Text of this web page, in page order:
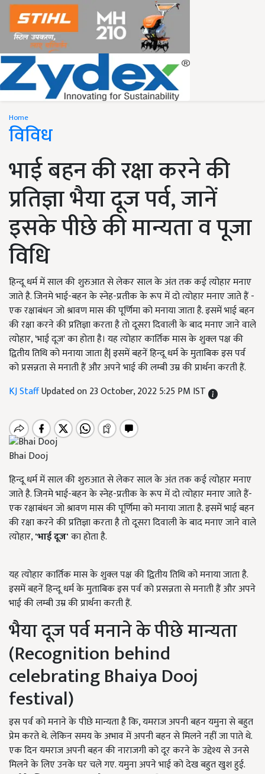
Home
विविध
भाई बहन की रक्षा करने की
प्रतिज्ञा भैया दूज पर्व, जानें
इसके पीछे की मान्यता व पूजा
विधि
हिन्दू धर्म में साल की शुरुआत से लेकर साल के अंत तक कई त्योहार मनाए
जाते है. जिनमे भाई-बहन के स्नेह-प्रतीक के रूप में दो त्योहार मनाए जाते हैं -
एक रक्षाबंधन जो श्रावण मास की पूर्णिमा को मनाया जाता है. इसमें भाई बहन
की रक्षा करने की प्रतिज्ञा करता है तो दूसरा दिवाली के बाद मनाए जाने वाले
त्योहार, 'भाई दूज' का होता है। यह त्योहार कार्तिक मास के शुक्ल पक्ष की
द्वितीय तिथि को मनाया जाता है| इसमें बहनें हिन्दू धर्म के मुताबिक इस पर्व
को प्रसन्नता से मनाती हैं और अपने भाई की लम्बी उम्र की प्रार्थना करती हैं.
KJ StaffUpdated on 23 October, 2022 5:25 PM IST
Bhai Dooj
हिन्दू धर्म में साल की शुरुआत से लेकर साल के अंत तक कई त्योहार मनाए
जाते है. जिनमे भाई-बहन के स्नेह-प्रतीक के रूप में दो त्योहार मनाए जाते हैं-
एक रक्षाबंधन जो श्रावण मास की पूर्णिमा को मनाया जाता है. इसमें भाई बहन
की रक्षा करने की प्रतिज्ञा करता है तो दूसरा दिवाली के बाद मनाए जाने वाले
त्योहार,'भाई दूज'का होता है.
यह त्योहार कार्तिक मास के शुक्ल पक्ष की द्वितीय तिथि को मनाया जाता है.
इसमें बहनें हिन्दू धर्म के मुताबिक इस पर्व को प्रसन्नता से मनाती हैं और अपने
भाई की लम्बी उम्र की प्रार्थना करती हैं.
भैया दूज पर्व मनाने के पीछे मान्यता
(Recognition behind
celebrating Bhaiya Dooj
festival)
इस पर्व को मनाने के पीछे मान्यता है कि, यमराज अपनी बहन यमुना से बहुत
प्रेम करते थे. लेकिन समय के अभाव में अपनी बहन से मिलने नहीं जा पाते थे.
एक दिन यमराज अपनी बहन की नाराजगी को दूर करने के उद्देश्य से उनसे
मिलने के लिए उनके घर चले गए. यमुना अपने भाई को देख बहुत खुश हुई.